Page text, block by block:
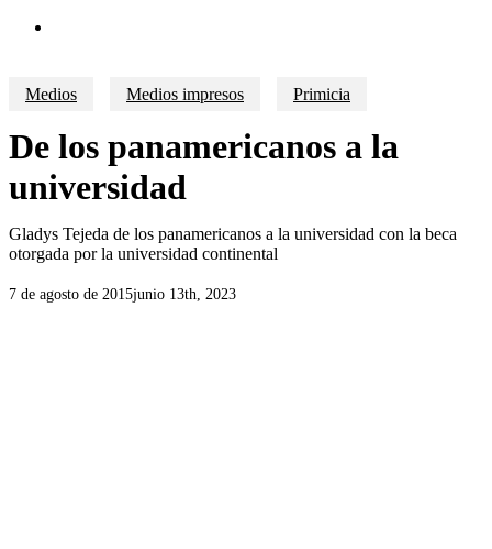
Medios Medios impresos Primicia
De los panamericanos a la
universidad
Gladys Tejeda de los panamericanos a la universidad con la beca
otorgada por la universidad continental
7 de agosto de 2015junio 13th, 2023